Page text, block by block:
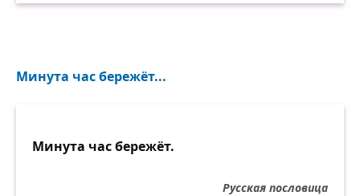
Минута час бережёт...
Минута час бережёт.
Русская пословица